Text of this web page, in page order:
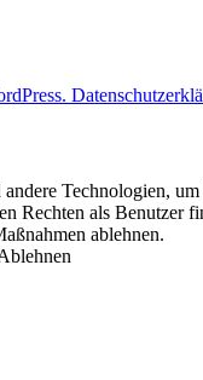
Technologien,
Rechten als Benutzer
ablehnen.